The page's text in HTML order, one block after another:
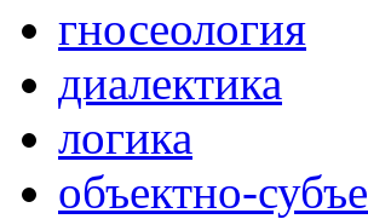
гносеология
диалектика
логика
объектно-